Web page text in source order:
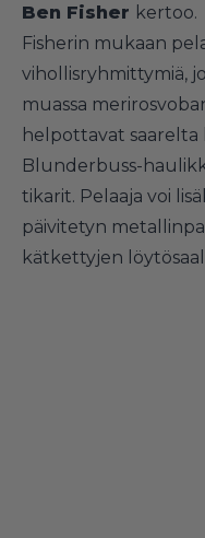
Ben Fisher kertoo.
Fisherin mukaan
vihollisryhmittymiä,
muassa
helpottavat
Blunderbuss-
tikarit. Pelaaja voi
päivitetyn
kätkettyjen